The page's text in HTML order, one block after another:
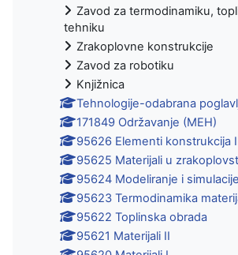
Zavod za termodinamiku,
tehniku
Zrakoplovne konstrukcije
Zavod za robotiku
Knjižnica
Tehnologije-odabrana
171849 Održavanje (MEH)
95626 Elementi konstrukcija
95625 Materijali u
95624 Modeliranje i simulacije
95623 Termodinamika
95622 Toplinska obrada
95621 Materijali II